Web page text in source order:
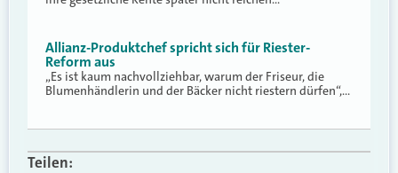
Allianz-Produktchef spricht sich für Riester-
Reform aus
„Es ist kaum nachvollziehbar, warum der Friseur, die
Blumenhändlerin und der Bäcker nicht riestern dürfen“,…
Teilen: